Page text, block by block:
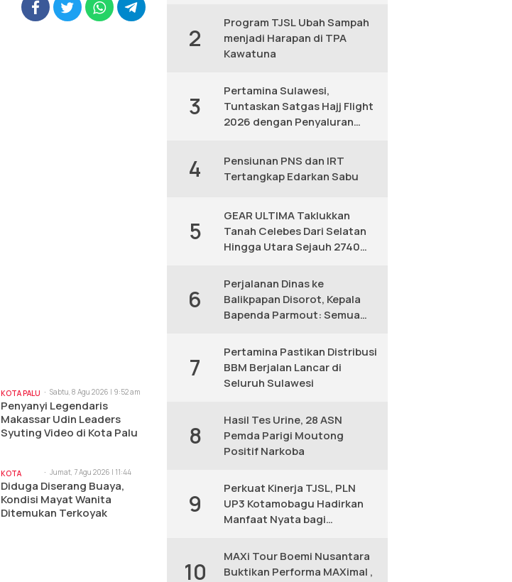
KOTA PALU Sabtu, 8 Agu 2026 | 9:52 am
Penyanyi Legendaris
Makassar Udin Leaders
Syuting Video di Kota Palu
KOTA
PALU
Jumat, 7 Agu 2026 | 11:44
am
Diduga Diserang Buaya,
Kondisi Mayat Wanita
Ditemukan Terkoyak
2
Program TJSL Ubah Sampah
menjadi Harapan di TPA
Kawatuna
3
Pertamina Sulawesi,
Tuntaskan Satgas Hajj Flight
2026 dengan Penyaluran
4
Pensiunan PNS dan IRT
Tertangkap Edarkan Sabu
5
GEAR ULTIMA Taklukkan
Tanah Celebes Dari Selatan
Hingga Utara Sejauh 2740
6
Perjalanan Dinas ke
Balikpapan Disorot, Kepala
Bapenda Parmout: Semua
7
Pertamina Pastikan Distribusi
BBM Berjalan Lancar di
Seluruh Sulawesi
8
Hasil Tes Urine, 28 ASN
Pemda Parigi Moutong
Positif Narkoba
9
Perkuat Kinerja TJSL, PLN
UP3 Kotamobagu Hadirkan
Manfaat Nyata bagi
10
MAXi Tour Boemi Nusantara
Buktikan Performa MAXimal ,